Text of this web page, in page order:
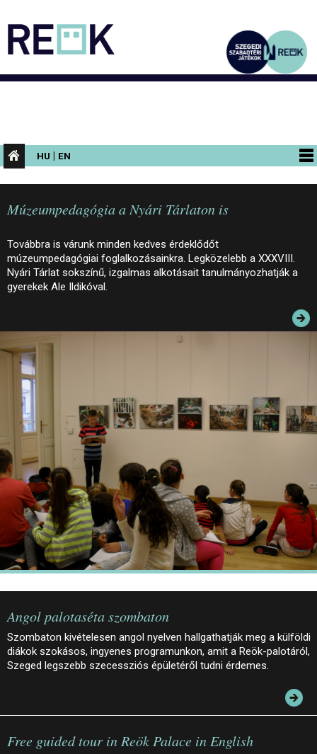
HU | EN
PROGRAMOK
KIÁLLÍTÁSOK
AZ ÉPÜLET
INFORMÁCIÓK
KÖZÉRDEKŰ ADATOK
Múzeumpedagógia a Nyári Tárlaton is
Továbbra is várunk minden kedves érdeklődőt
múzeumpedagógiai foglalkozásainkra. Legközelebb a XXXVIII.
Nyári Tárlat sokszínű, izgalmas alkotásait tanulmányozhatják a
gyerekek Ale Ildikóval.
Angol palotaséta szombaton
Szombaton kivételesen angol nyelven hallgathatják meg a külföldi
diákok szokásos, ingyenes programunkon, amit a Reök-palotáról,
Szeged legszebb szecessziós épületéről tudni érdemes.
Free guided tour in Reök Palace in English